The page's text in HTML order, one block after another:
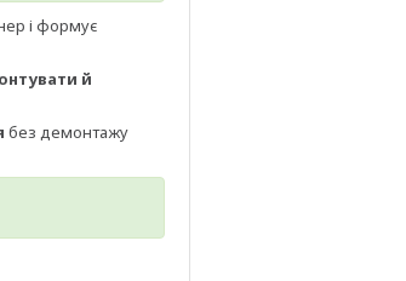
і формує
й
без демонтажу